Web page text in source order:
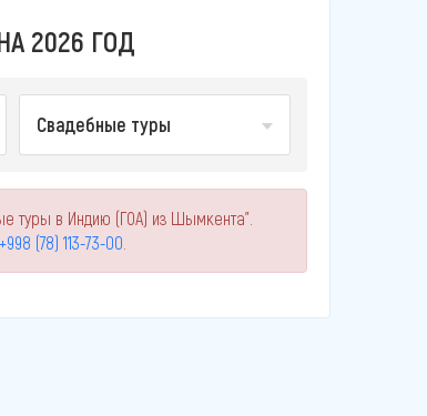
2026 ГОД
Свадебные туры
туры в Индию (ГОА) из Шымкента".
+998 (78) 113-73-00